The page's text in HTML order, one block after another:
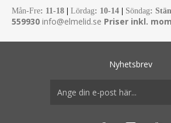
Mån-Fre: 11-18 | Lördag: 10-14 | Söndag:
559930 info@elmelid.se Priser inkl.
Nyhetsbrev